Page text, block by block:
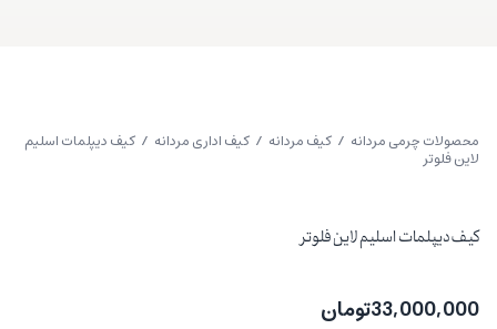
محصولات چرمی مردانه / کیف مردانه / کیف اداری مردانه / کیف دیپلمات اسلیم
لاین فلوتر
کیف دیپلمات اسلیم لاین فلوتر
33,000,000تومان